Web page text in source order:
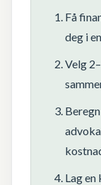
Få
deg i
Velg
Lag